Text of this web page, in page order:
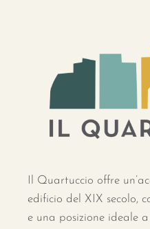
Il Quartuccio offre
edificio del XIX secolo,
e una posizione ideale